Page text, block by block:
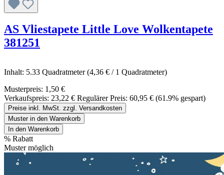
AS Vliestapete Little Love Wolkentapete
381251
Inhalt: 5.33 Quadratmeter(4,36 € / 1 Quadratmeter)
Musterpreis: 1,50 €
Verkaufspreis: 23,22 € Regulärer Preis: 60,95 € (61.9% gespart)
Preise inkl. MwSt. zzgl. Versandkosten
Muster in den Warenkorb
In den Warenkorb
% Rabatt
Muster möglich